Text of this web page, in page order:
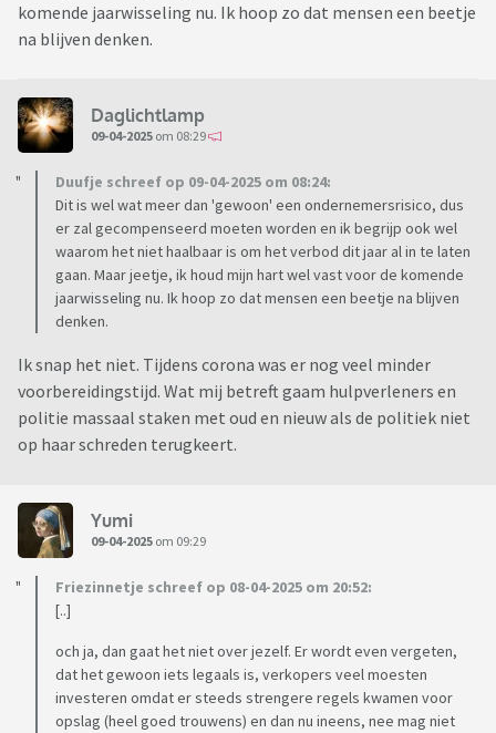
komende jaarwisseling nu. Ik hoop zo dat mensen een beetje
na blijven denken.
Daglichtlamp
09-04-2025 om 08:29
Duufje schreef op 09-04-2025 om 08:24:
Dit is wel wat meer dan 'gewoon' een ondernemersrisico, dus
er zal gecompenseerd moeten worden en ik begrijp ook wel
waarom het niet haalbaar is om het verbod dit jaar al in te laten
gaan. Maar jeetje, ik houd mijn hart wel vast voor de komende
jaarwisseling nu. Ik hoop zo dat mensen een beetje na blijven
denken.
Ik snap het niet. Tijdens corona was er nog veel minder
voorbereidingstijd. Wat mij betreft gaam hulpverleners en
politie massaal staken met oud en nieuw als de politiek niet
op haar schreden terugkeert.
Yumi
09-04-2025 om 09:29
Friezinnetje schreef op 08-04-2025 om 20:52:
[..]
och ja, dan gaat het niet over jezelf. Er wordt even vergeten,
dat het gewoon iets legaals is, verkopers veel moesten
investeren omdat er steeds strengere regels kwamen voor
opslag (heel goed trouwens) en dan nu ineens, nee mag niet